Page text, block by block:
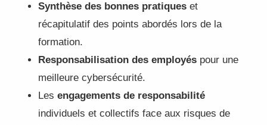
Synthèse des bonnes pratiqueset
récapitulatif des points abordés lors de la
formation.
Responsabilisation des employéspour une
meilleure cybersécurité.
Les engagements de responsabilité
individuels et collectifs face aux risques de